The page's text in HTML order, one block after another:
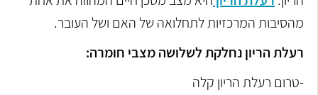
מהסיבות המרכזיות לתחלואה של האם ושל העובר.
רעלת הריון נחלקת לשלושה מצבי חומרה:
-טרום רעלת הריון קלה